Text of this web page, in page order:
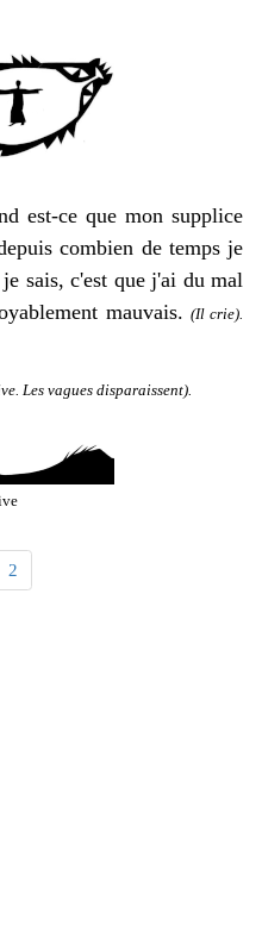
est-ce que mon supplice
combien de temps je
sais, c'est que j'ai du mal
mauvais. (Il crie).
Les vagues disparaissent).
2